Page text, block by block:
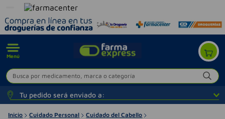
Menú
Busca por medicamento, marca o categoría
Tu pedido será enviado a:
Inicio Cuidado Personal
Cuidado del Cabello